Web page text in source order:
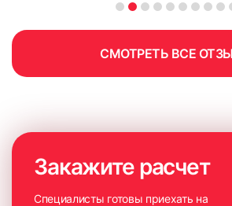
СМОТРЕТЬ ВСЕ
Закажите расчет
Специалисты готовы приехать на